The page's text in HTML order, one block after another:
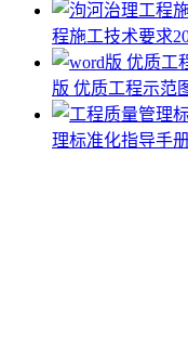
程施工技术要求
版 优质工程示范
理标准化指导手